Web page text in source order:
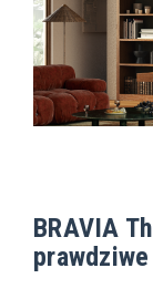
BRAVIA